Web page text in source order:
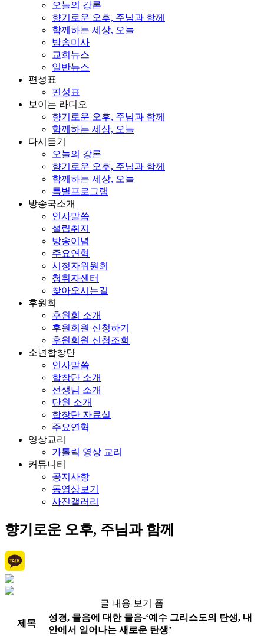
오늘의 강론
향기로운 오후, 주님과 함께
함께하는 세상, 오늘
방송미사
교회뉴스
일반뉴스
편성표
편성표
보이는 라디오
향기로운 오후, 주님과 함께
함께하는 세상, 오늘
다시듣기
오늘의 강론
향기로운 오후, 주님과 함께
함께하는 세상, 오늘
특별프로그램
방송국소개
인사말씀
설립취지
방송이념
주요연혁
시청자위원회
청취자센터
찾아오시는길
후원회
후원회 소개
후원회원 신청하기
후원회원 신청조회
소년합창단
인사말씀
합창단 소개
선생님 소개
단원 소개
합창단 자료실
주요연혁
영상교리
가톨릭 영상 교리
커뮤니티
공지사항
동영상보기
사진갤러리
향기로운 오후, 주님과 함께
글 내용 보기 폼
제목
성경, 물음에 대한 물음-‘예수 그리스도의 탄생, 내
안에서 일어나는 새로운 탄생’